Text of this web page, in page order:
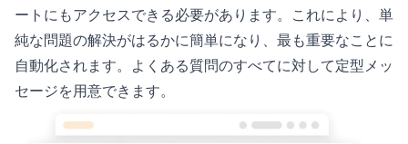
ートにもアクセスできる必要があります。これにより、単
純な問題の解決がはるかに簡単になり、最も重要なことに
自動化されます。よくある質問のすべてに対して定型メッ
セージを用意できます。